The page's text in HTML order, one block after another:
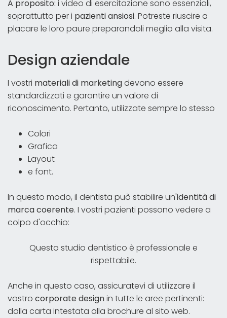
A proposito: i video di esercitazione sono essenziali,
soprattutto per i pazienti ansiosi. Potreste riuscire a
placare le loro paure preparandoli meglio alla visita.
Design aziendale
I vostri materiali di marketingdevono essere
standardizzati e garantire un valore di
riconoscimento. Pertanto, utilizzate sempre lo stesso
Colori
Grafica
Layout
e font.
In questo modo, il dentista può stabilire un'identità di
marca coerente. I vostri pazienti possono vedere a
colpo d'occhio:
Questo studio dentistico è professionale e
rispettabile.
Anche in questo caso, assicuratevi di utilizzare il
vostro corporate designin tutte le aree pertinenti:
dalla carta intestata alla brochure al sito web.